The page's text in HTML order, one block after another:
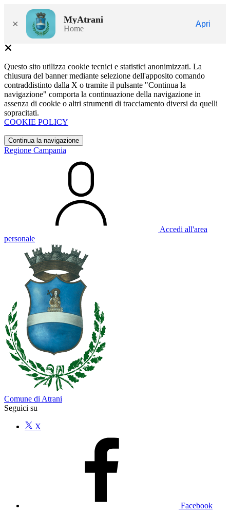
× MyAtrani
Home
Apri
Questo sito utilizza cookie tecnici e statistici anonimizzati. La
chiusura del banner mediante selezione dell'apposito comando
contraddistinto dalla X o tramite il pulsante "Continua la
navigazione" comporta la continuazione della navigazione in
assenza di cookie o altri strumenti di tracciamento diversi da quelli
sopracitati.
COOKIE POLICY
Continua la navigazione
Regione Campania
Accedi all'area
personale
Comune di Atrani
Seguici su
X
Facebook